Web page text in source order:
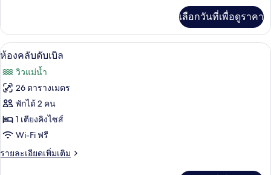
เกี่ยว
กับ
ห้อง
เลือกวันที่เพื่อดูราคา
เปิด
ภาพถ่าย
ทั้งหมด
ของ
ห้อง
คลับ
ดับเบิล
ตู้นิรภัยในห้องพัก, โต๊ะทำงาน, พื้นที่ท
8
ห้องคลับดับเบิล
วิวแม่น้ำ
26 ตารางเมตร
พักได้ 2 คน
1 เตียงคิงไซส์
Wi-Fi ฟรี
รายละเอียดเพิ่มเติม
ราย